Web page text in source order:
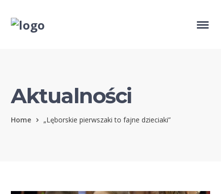
Aktualności
Home „Lęborskie pierwszaki to fajne dzieciaki”